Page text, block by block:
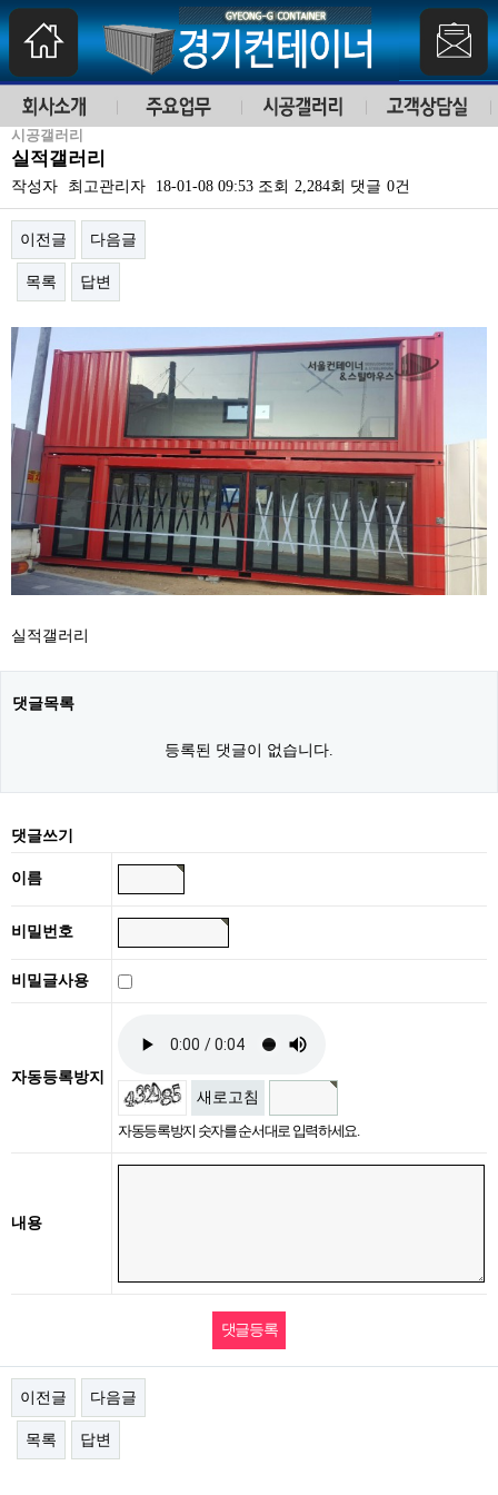
시공갤러리
실적갤러리
작성자 최고관리자 18-01-08 09:53 조회 2,284회 댓글 0건
이전글 다음글
목록 답변
본문
실적갤러리
댓글목록
등록된 댓글이 없습니다.
댓글쓰기
이름
비밀번호
비밀글사용
자동등록방지
새로고침
자동등록방지 숫자를 순서대로 입력하세요.
내용
이전글 다음글
목록 답변